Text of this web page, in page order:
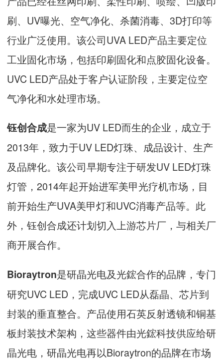
刷、UV曝光、空气净化、杀菌消毒、3D打印等
行业广泛使用。该公司UVA LED产品主要定位
工业固化市场，包括印刷固化和点胶固化设备。
UVC LED产品处于客户认证阶段，主要定位空
气净化和水处理市场。
钰创合成是一家为UV LED而生的企业，成立于
2013年，致力于UV LED灯珠、成品设计、生产
及品牌化。该公司早期专注于研发UV LED灯珠
灯管，2014年起开始进军美甲光疗机市场，目
前开始生产UVA美甲灯和UVC消毒产品等。此
外，钰创合成还计划切入上游芯片厂，与相关厂
商开展合作。
Bioraytron是研晶光电及光鋐合作的品牌，专门
研究UVC LED，完成UVC LED从磊晶、芯片到
封装的垂直整合。产品使用石英反射透镜和铜基
板封装技术架构，这些器件由光鋐科技供应给研
晶光电，研晶光电再以Bioraytron的品牌在市场